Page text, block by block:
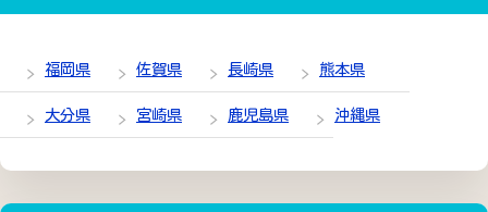
福岡県 佐賀県 長崎県 熊本県
大分県 宮崎県 鹿児島県 沖縄県